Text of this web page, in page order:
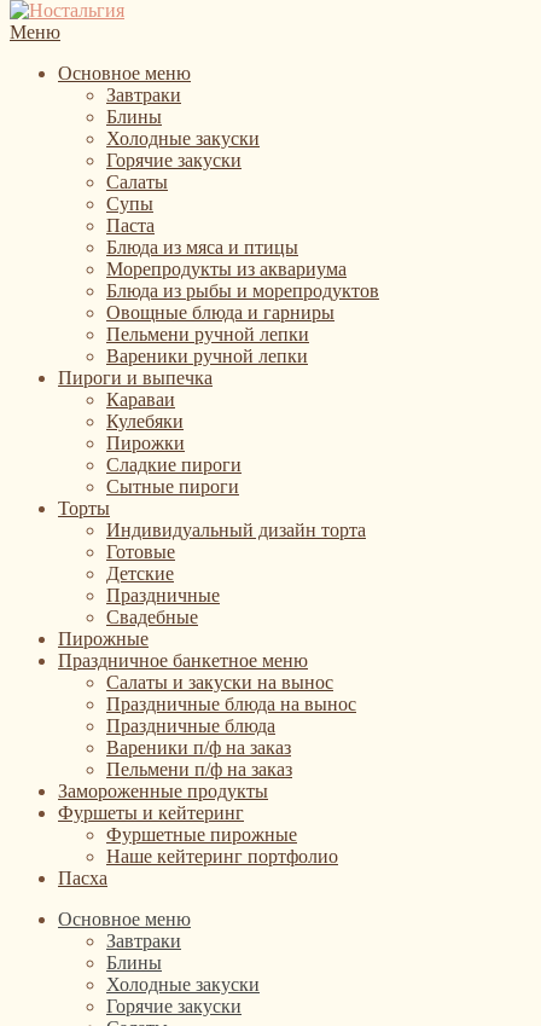
Меню
Основное меню
Завтраки
Блины
Холодные закуски
Горячие закуски
Салаты
Супы
Паста
Блюда из мяса и птицы
Морепродукты из аквариума
Блюда из рыбы и морепродуктов
Овощные блюда и гарниры
Пельмени ручной лепки
Вареники ручной лепки
Пироги и выпечка
Караваи
Кулебяки
Пирожки
Сладкие пироги
Сытные пироги
Торты
Индивидуальный дизайн торта
Готовые
Детские
Праздничные
Свадебные
Пирожные
Праздничное банкетное меню
Салаты и закуски на вынос
Праздничные блюда на вынос
Праздничные блюда
Вареники п/ф на заказ
Пельмени п/ф на заказ
Замороженные продукты
Фуршеты и кейтеринг
Фуршетные пирожные
Наше кейтеринг портфолио
Пасха
Основное меню
Завтраки
Блины
Холодные закуски
Горячие закуски